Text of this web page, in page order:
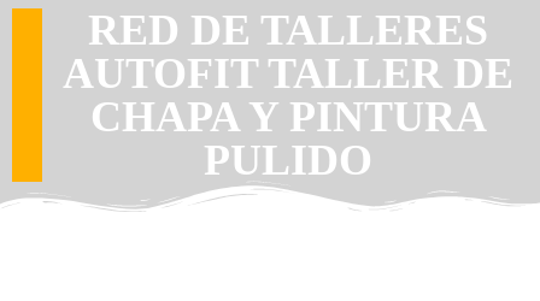
RED DE TALLERES
AUTOFIT TALLER DE
CHAPA Y PINTURA
PULIDO